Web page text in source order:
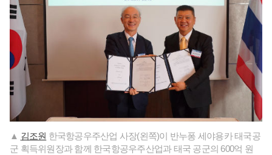
▲ 김조원 한국항공우주산업 사장(왼쪽)이 반누퐁 세야용카 태국공
군 획득위원장과 함께 한국항공우주산업과 태국 공군의 600억 원